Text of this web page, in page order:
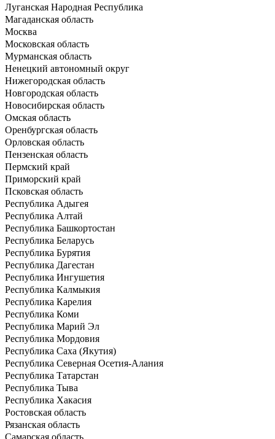
Луганская Народная Республика
Магаданская область
Москва
Московская область
Мурманская область
Ненецкий автономный округ
Нижегородская область
Новгородская область
Новосибирская область
Омская область
Оренбургская область
Орловская область
Пензенская область
Пермский край
Приморский край
Псковская область
Республика Адыгея
Республика Алтай
Республика Башкортостан
Республика Беларусь
Республика Бурятия
Республика Дагестан
Республика Ингушетия
Республика Калмыкия
Республика Карелия
Республика Коми
Республика Марий Эл
Республика Мордовия
Республика Саха (Якутия)
Республика Северная Осетия-Алания
Республика Татарстан
Республика Тыва
Республика Хакасия
Ростовская область
Рязанская область